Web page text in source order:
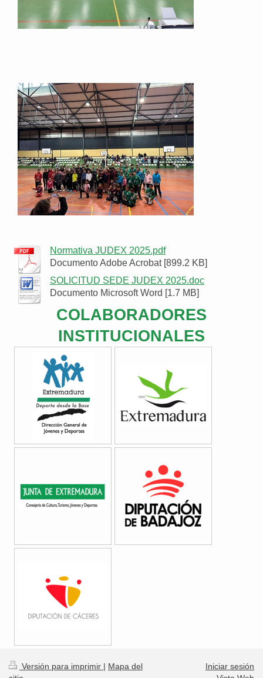
Normativa JUDEX 2025.pdf
Documento Adobe Acrobat [899.2 KB]
SOLICITUD SEDE JUDEX 2025.doc
Documento Microsoft Word [1.7 MB]
COLABORADORES
INSTITUCIONALES
Versión para imprimir | Mapa del
Iniciar sesión